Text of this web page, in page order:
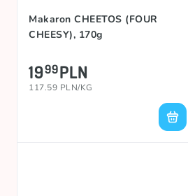
Makaron CHEETOS (FOUR
CHEESY), 170g
1999PLN
117.59 PLN/KG